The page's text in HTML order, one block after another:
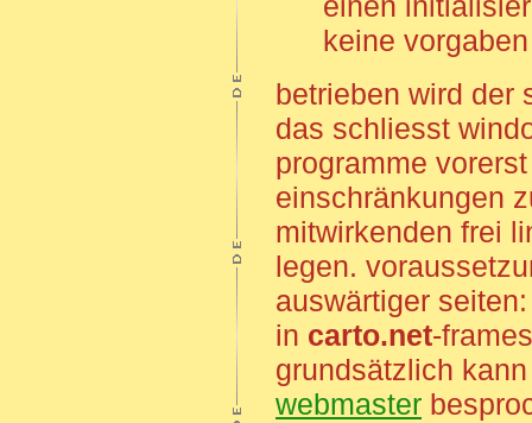
keine
betrieben wird der
das schliesst
programme
einschränkungen
mitwirkenden frei
legen.
auswärtiger
in carto.net-
grundsätzlich
webmaster